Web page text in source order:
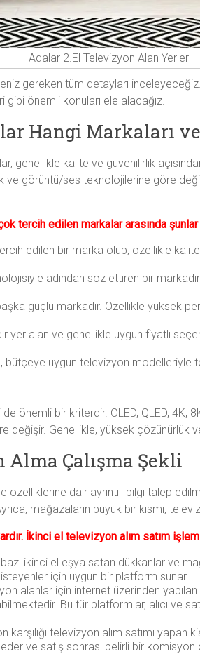
Adalar 2.El Televizyon Alan Yerler
gereken tüm detayları
önemli konuları ele alacağız.
Hangi Markaları
genellikle kalite ve güvenilirlik
ve görüntü/ses teknolojilerine göre
tercih edilen markalar arasında şunlar
edilen bir marka olup, özellikle
adından söz ettiren bir
güçlü markadır. Özellikle yüksek
yer alan ve genellikle uygun fiyatlı
uygun televizyon modelleriyle
önemli bir kriterdir. OLED, QLED,
değişir. Genellikle, yüksek
Alma Çalışma Şekli
özelliklerine dair ayrıntılı bilgi talep
mağazaların büyük bir kısmı,
İkinci el televizyon alım satım
ikinci el eşya satan dükkanlar ve
için uygun bir platform sunar.
alanlar için internet üzerinden
Bu tür platformlar, alıcı ve
karşılığı televizyon alım satımı
ve satış sonrası belirli bir komisyon